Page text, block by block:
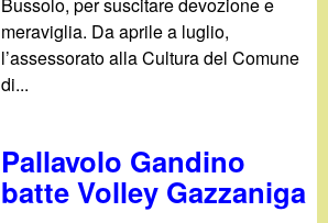
meraviglia. Da aprile a luglio,
l’assessorato alla Cultura del Comune
di...
Pallavolo Gandino
batte Volley Gazzaniga